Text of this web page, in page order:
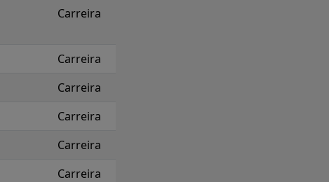
Carreira
Carreira
Carreira
Carreira
Carreira
Carreira